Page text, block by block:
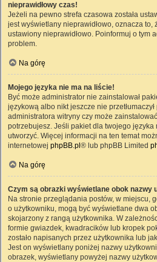
nieprawidłowy czas!
Jeżeli na pewno strefa czasowa została
jest wyświetlany nieprawidłowo, oznacza to,
ustawiony nieprawidłowo. Poinformuj o tym
problem.
Na górę
Mojego języka nie ma na liście!
Być może administrator nie zainstalował
językową albo nikt jeszcze nie
administratora witryny czy może
potrzebujesz. Jeśli pakiet dla twojego
utworzyć. Więcej informacji na ten temat
internetowej phpBB.pl ® lub phpBB Limited
Na górę
Czym są obrazki wyświetlane obok nazwy
Na stronie przeglądania postów, w miejscu,
o użytkowniku, mogą być wyświetlane dwa
skojarzony z rangą użytkownika. W
formie gwiazdek, kwadracików lub kropek
zostało napisanych przez użytkownika lub
Jest on wyświetlany poniżej nazwy
obrazek, wyświetlany powyżej nazwy